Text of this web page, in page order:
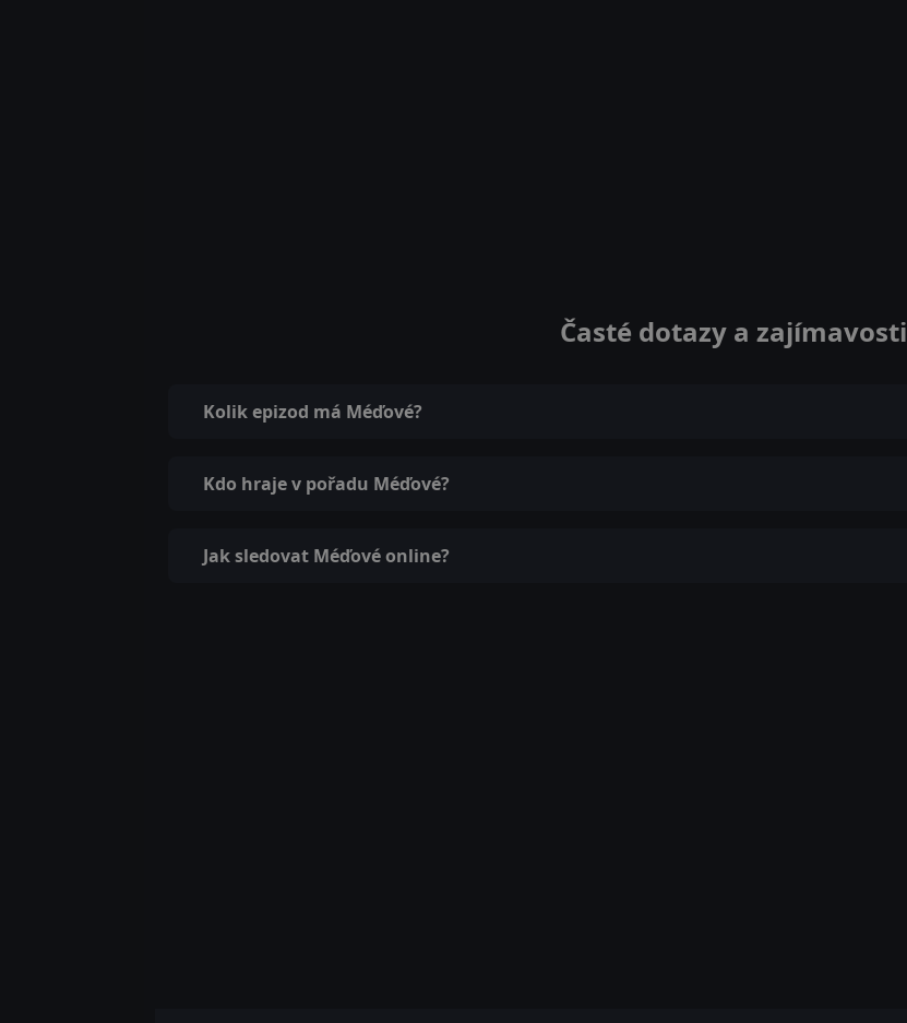
Časté dotazy a zajímavosti
Kolik epizod má Méďové?
Kdo hraje v pořadu Méďové?
Jak sledovat Méďové online?